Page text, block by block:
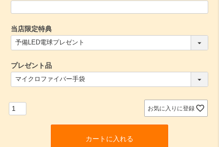
当店限定特典
(
必
)
プレゼント品
(
必
お気に入りに登録
カートに入れる